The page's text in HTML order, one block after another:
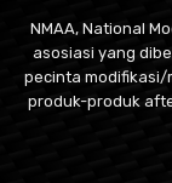
NMAA, National
asosiasi yang
pecinta modifikasi/
produk-produk